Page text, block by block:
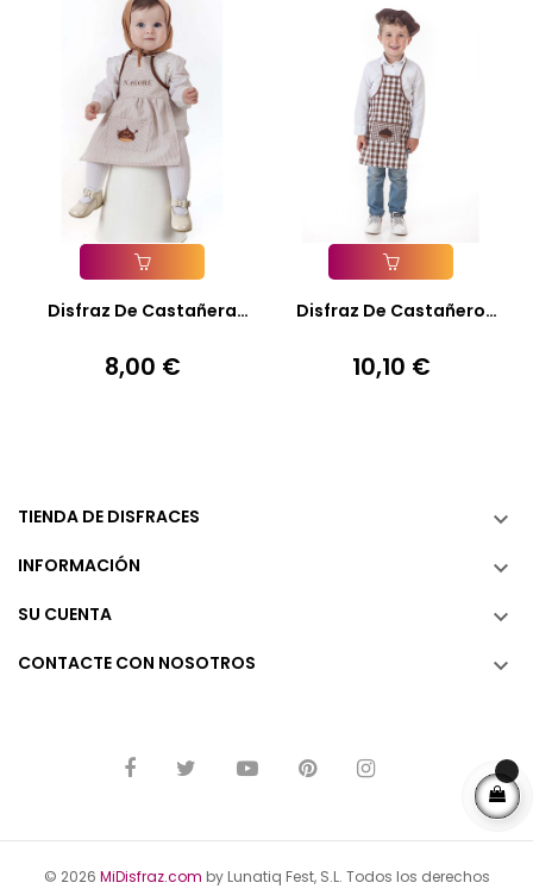
Añadir A La Cesta
Disfraz De Castañera
Precio
8,00 €
Añadir A La Cesta
Disfraz De Castañero
Precio
10,10 €
TIENDA DE DISFRACES 
INFORMACIÓN 
SU CUENTA 
CONTACTE CON NOSOTROS 
© 2026 MiDisfraz.com by Lunatiq Fest, S.L. Todos los derechos